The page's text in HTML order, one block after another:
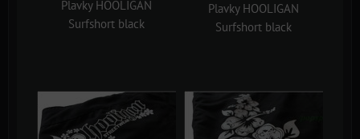
Plavky HOOLIGAN
Surfshort black
Plavky HOOLIGAN
Surfshort black